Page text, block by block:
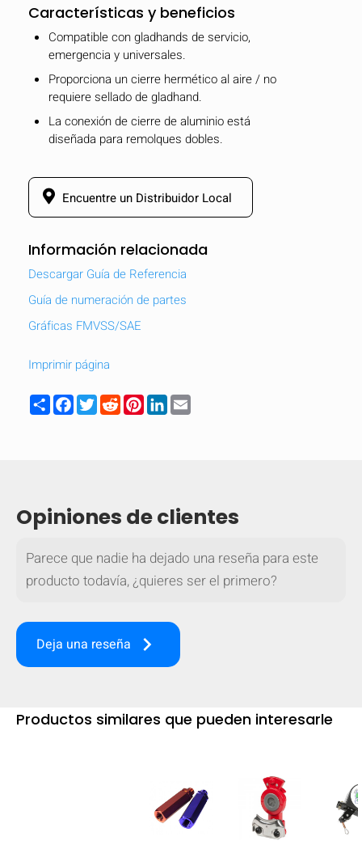
Características y beneficios
Compatible con gladhands de servicio,
emergencia y universales.
Proporciona un cierre hermético al aire / no
requiere sellado de gladhand.
La conexión de cierre de aluminio está
diseñada para remolques dobles.
Encuentre un Distribuidor Local
Información relacionada
Descargar Guía de Referencia
Guía de numeración de partes
Gráficas FMVSS/SAE
Imprimir página
ShareFacebook
TwitterRedditPinterest
LinkedIn
Opiniones de clientes
Parece que nadie ha dejado una reseña para este
producto todavía, ¿quieres ser el primero?
Deja una reseña keyboard_arrow_right
Productos similares que pueden interesarle